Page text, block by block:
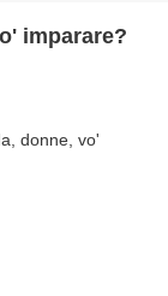
imparare?